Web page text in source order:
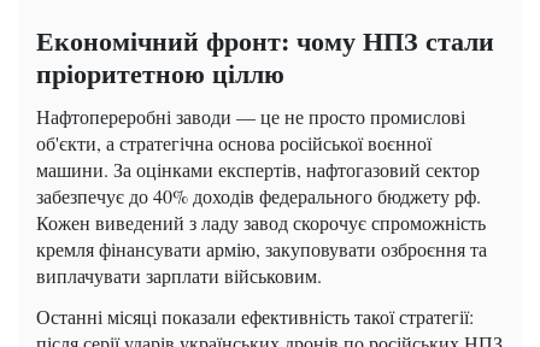
Економічний фронт: чому НПЗ стали
пріоритетною ціллю
Нафтопереробні заводи — це не просто промислові
об'єкти, а стратегічна основа російської воєнної
машини. За оцінками експертів, нафтогазовий сектор
забезпечує до 40% доходів федерального бюджету рф.
Кожен виведений з ладу завод скорочує спроможність
кремля фінансувати армію, закуповувати озброєння та
виплачувати зарплати військовим.
Останні місяці показали ефективність такої стратегії: